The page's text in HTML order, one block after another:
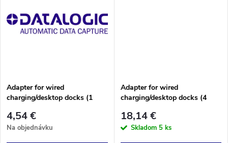
u
t
o
v
u
o
v
Adapter for wired
charging/desktop docks (1
4,54 €
Na objednávku
Adapter for wired
charging/desktop docks (4
18,14 €
Skladom 5 ks